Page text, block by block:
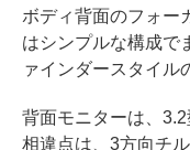
ボディ背面のフォー
はシンプルな構成で
ァインダースタイル
背面モニターは、
相違点は、3方向チ